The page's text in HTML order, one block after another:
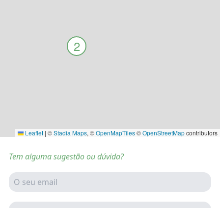
2
Leaflet | ©Stadia Maps, ©OpenMapTiles©OpenStreetMapcontributors
Tem alguma sugestão ou dúvida?